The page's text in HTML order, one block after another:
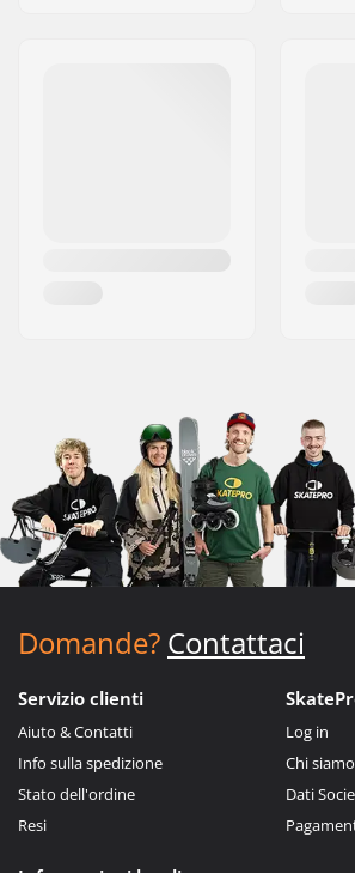
Domande? Contattaci
Servizio clienti
Aiuto & Contatti
Info sulla spedizione
Stato dell'ordine
Resi
Log in
Chi siamo
Dati